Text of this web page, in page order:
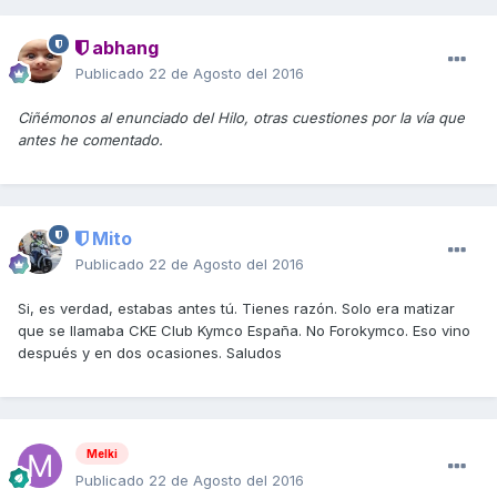
abhang
Publicado 22 de Agosto del 2016
Ciñémonos al enunciado del Hilo, otras cuestiones por la vía que
antes he comentado.
Mito
Publicado 22 de Agosto del 2016
Si, es verdad, estabas antes tú. Tienes razón. Solo era matizar
que se llamaba CKE Club Kymco España. No Forokymco. Eso vino
después y en dos ocasiones. Saludos
Melki
Publicado 22 de Agosto del 2016